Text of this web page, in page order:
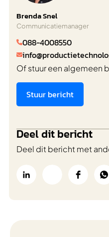
Brenda Snel
Communicatiemanager
088-4008550

Of stuur een algemeen
Stuur bericht
Deel dit bericht
Deel dit bericht met